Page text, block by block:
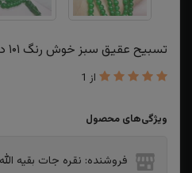
تسبیح عقیق سبز خوش رنگ ۱۰۱ دانه
از 1
ویژگی‌های محصول
فروشنده: نقره جات بقیه